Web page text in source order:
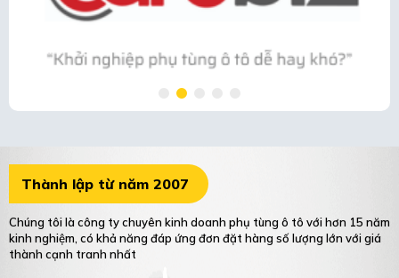
Thành lập từ năm 2007
Chúng tôi là công ty chuyên kinh doanh phụ tùng ô tô với hơn 15 năm
kinh nghiệm, có khả năng đáp ứng đơn đặt hàng số lượng lớn với giá
thành cạnh tranh nhất